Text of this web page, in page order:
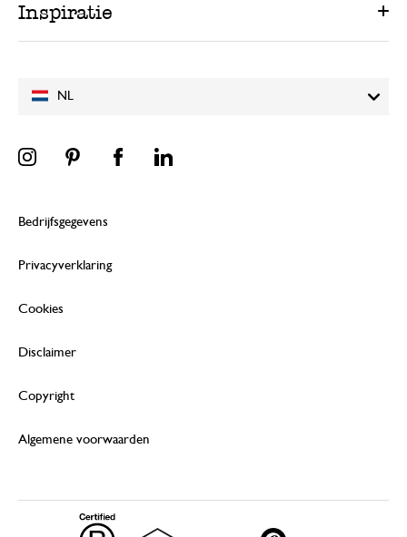
NL
Inspiratie
Bedrijfsgegevens
Privacyverklaring
Cookies
Disclaimer
Copyright
Algemene voorwaarden